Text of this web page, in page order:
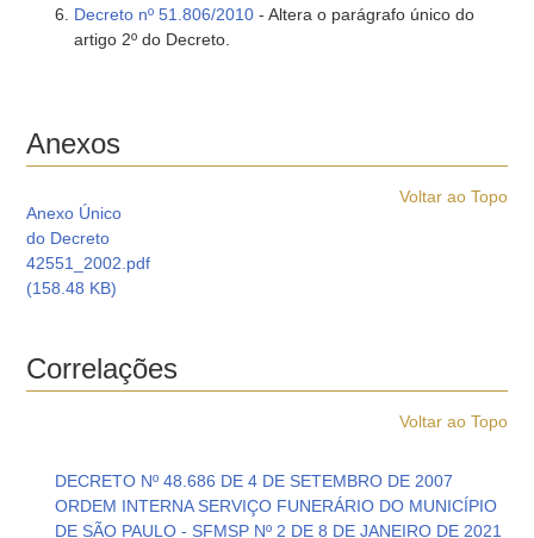
Decreto nº 51.806/2010 - Altera o parágrafo único do
artigo 2º do Decreto.
Anexos
Voltar ao Topo
Anexo Único
do Decreto
42551_2002.pdf
(158.48 KB)
Correlações
Voltar ao Topo
DECRETO Nº 48.686 DE 4 DE SETEMBRO DE 2007
ORDEM INTERNA SERVIÇO FUNERÁRIO DO MUNICÍPIO
DE SÃO PAULO - SFMSP Nº 2 DE 8 DE JANEIRO DE 2021